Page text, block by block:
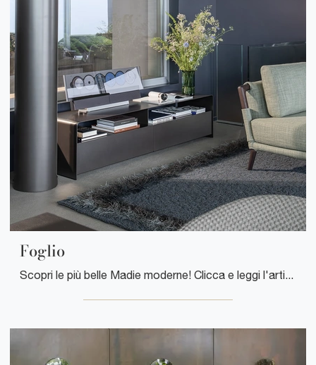
Foglio
Scopri le più belle Madie moderne! Clicca e leggi l'articolo: mobile soggiorno Foglio in laccato opaco, soluzione bella e funzionale.